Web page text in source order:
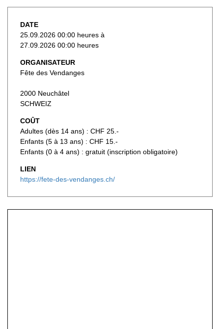
DATE
25.09.2026 00:00 heures à
27.09.2026 00:00 heures
ORGANISATEUR
Fête des Vendanges
2000 Neuchâtel
SCHWEIZ
COÛT
Adultes (dès 14 ans) : CHF 25.-
Enfants (5 à 13 ans) : CHF 15.-
Enfants (0 à 4 ans) : gratuit (inscription obligatoire)
LIEN
https://fete-des-vendanges.ch/